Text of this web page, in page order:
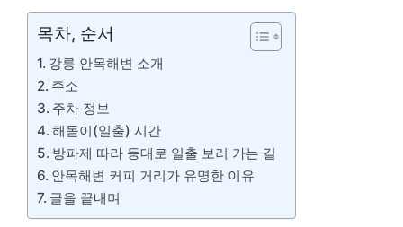
목차, 순서
강릉 안목해변 소개
주소
주차 정보
해돋이(일출) 시간
방파제 따라 등대로 일출 보러 가는 길
안목해변 커피 거리가 유명한 이유
글을 끝내며